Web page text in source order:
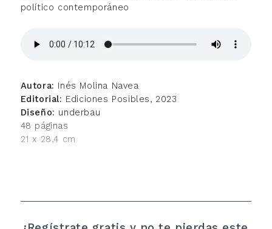
político contemporáneo
Autora: Inés Molina Navea
Editorial: Ediciones Posibles, 2023
Diseño: underbau
48 páginas
21 x 28,4 cm